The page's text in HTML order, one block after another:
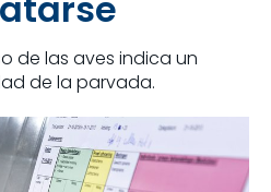
de las aves indica un
de la parvada.